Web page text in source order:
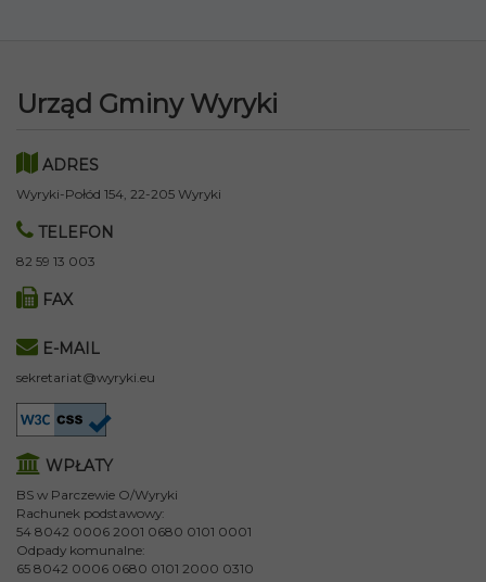
Urząd Gminy Wyryki
ADRES
Wyryki-Połód 154, 22-205 Wyryki
TELEFON
82 59 13 003
FAX
E-MAIL
sekretariat@wyryki.eu
WPŁATY
BS w Parczewie O/Wyryki
Rachunek podstawowy:
54 8042 0006 2001 0680 0101 0001
Odpady komunalne:
65 8042 0006 0680 0101 2000 0310